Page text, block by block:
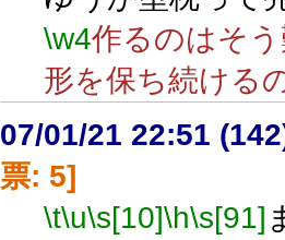
\w4作るのはそ
形を保ち続ける
07/01/21 22:51
票: 5]
\t\u\s[10]\h\s[91]